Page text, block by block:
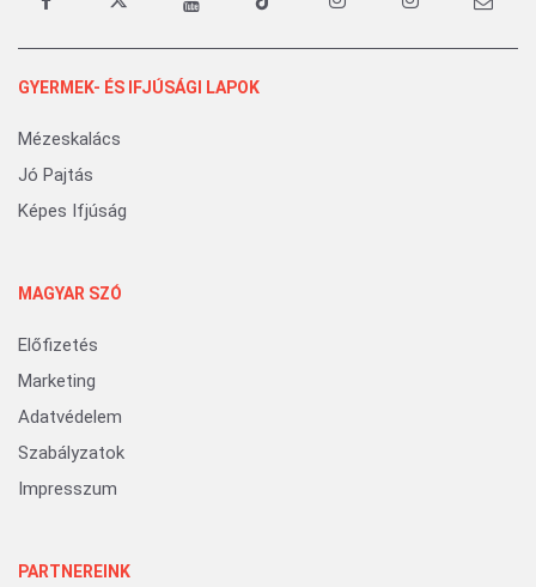
GYERMEK- ÉS IFJÚSÁGI LAPOK
Mézeskalács
Jó Pajtás
Képes Ifjúság
MAGYAR SZÓ
Előfizetés
Marketing
Adatvédelem
Szabályzatok
Impresszum
PARTNEREINK